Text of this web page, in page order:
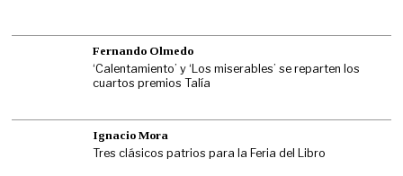
Fernando Olmedo
‘Calentamiento’ y ‘Los miserables’ se reparten los
cuartos premios Talía
Ignacio Mora
Tres clásicos patrios para la Feria del Libro